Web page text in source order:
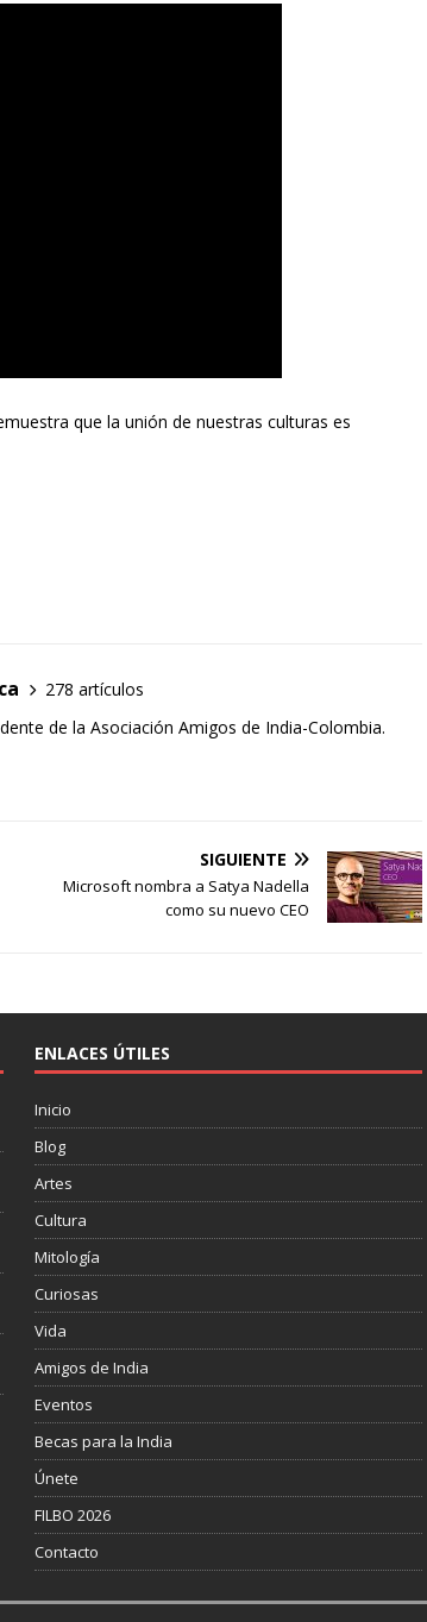
que la unión de nuestras culturas es
278 artículos
de la Asociación Amigos de India-Colombia.
SIGUIENTE
Microsoft nombra a Satya Nadella
como su nuevo CEO
ENLACES ÚTILES
Inicio
Blog
Artes
Cultura
Mitología
Curiosas
Vida
Amigos de India
Eventos
Becas para la India
Únete
FILBO 2026
Contacto